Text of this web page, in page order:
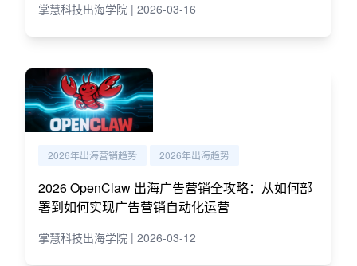
掌慧科技出海学院 | 2026-03-16
2026年出海营销趋势 2026年出海趋势
2026 OpenClaw 出海广告营销全攻略：从如何部
署到如何实现广告营销自动化运营
掌慧科技出海学院 | 2026-03-12